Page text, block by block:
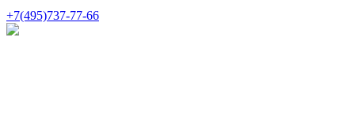
+7(495)737-77-66